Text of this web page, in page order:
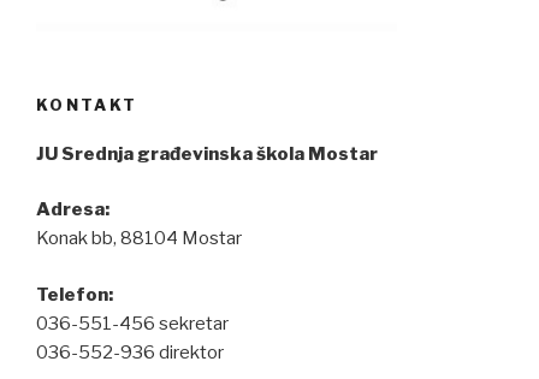
KONTAKT
JU Srednja građevinska škola Mostar
Adresa:
Konak bb, 88104 Mostar
Telefon:
036-551-456 sekretar
036-552-936 direktor